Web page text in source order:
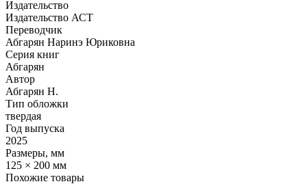
Издательство
Издательство АСТ
Переводчик
Абгарян Наринэ Юриковна
Серия книг
Абгарян
Автор
Абгарян Н.
Тип обложки
твердая
Год выпуска
2025
Размеры, мм
125 × 200 мм
Похожие товары